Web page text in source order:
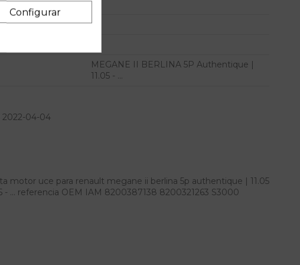
MEGANE II BERLINA 5P Authentique |
11.05 - ...
2022-04-04
motor uce para renault megane ii berlina 5p authentique | 11.05
- ... referencia OEM IAM 8200387138 8200321263 S3000
Configurar